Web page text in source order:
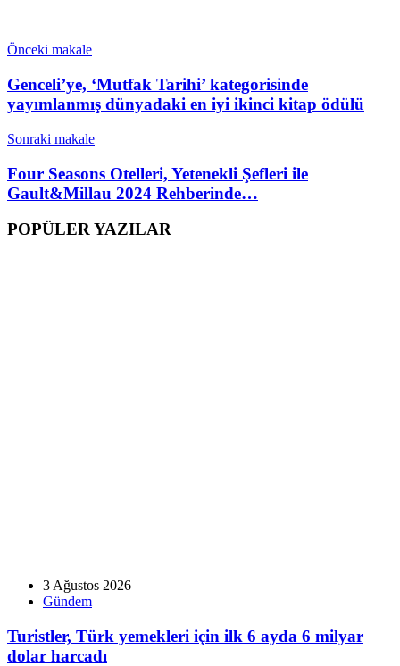
Önceki makale
Genceli’ye, ‘Mutfak Tarihi’ kategorisinde
yayımlanmış dünyadaki en iyi ikinci kitap ödülü
Sonraki makale
Four Seasons Otelleri, Yetenekli Şefleri ile
Gault&Millau 2024 Rehberinde…
POPÜLER YAZILAR
3 Ağustos 2026
Gündem
Turistler, Türk yemekleri için ilk 6 ayda 6 milyar
dolar harcadı